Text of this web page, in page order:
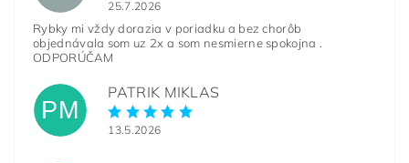
25.7.2026
Rybky mi vždy dorazia v poriadku a bez chorôb
objednávala som uz 2x a som nesmierne spokojna .
ODPORÚČAM
PM
PATRIK MIKLAS
13.5.2026